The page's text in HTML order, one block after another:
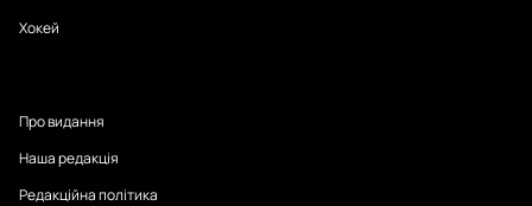
Хокей
Про видання
Наша редакція
Редакційна політика